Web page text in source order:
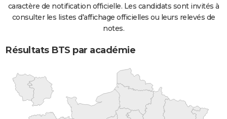
caractère de notification officielle. Les candidats sont invités à
consulter les listes d'affichage officielles ou leurs relevés de
notes.
Résultats BTS par académie